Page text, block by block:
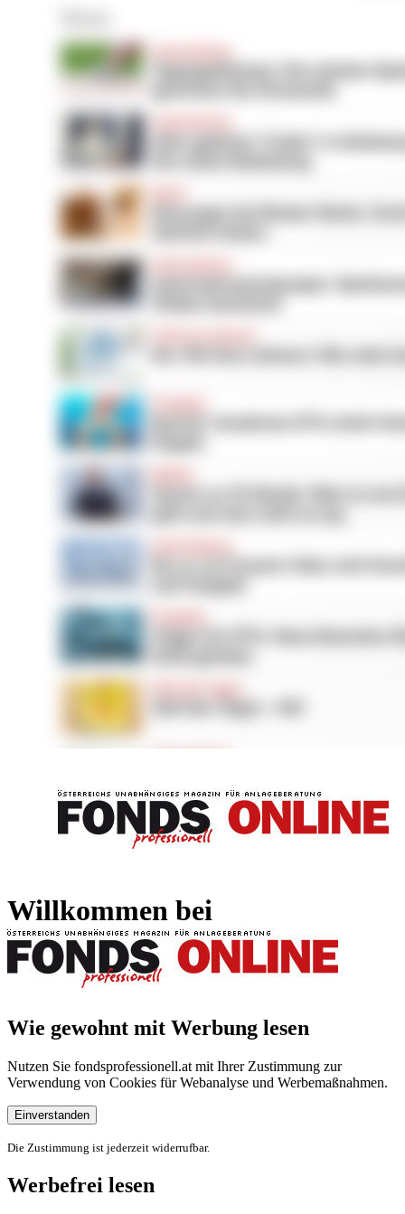
Willkommen bei
Wie gewohnt mit Werbung lesen
Nutzen Sie fondsprofessionell.at mit Ihrer Zustimmung zur
Verwendung von Cookies für Webanalyse und Werbemaßnahmen.
Einverstanden
Die Zustimmung ist jederzeit widerrufbar.
Werbefrei lesen